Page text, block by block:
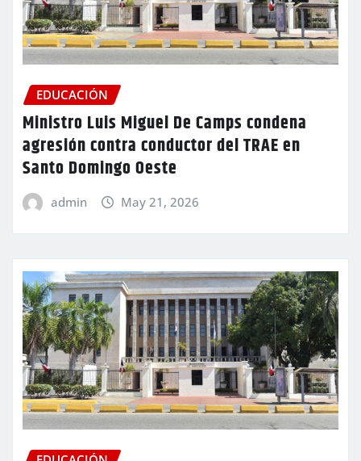
EDUCACIÓN
Ministro Luis Miguel De Camps condena
agresión contra conductor del TRAE en
Santo Domingo Oeste
admin May 21, 2026